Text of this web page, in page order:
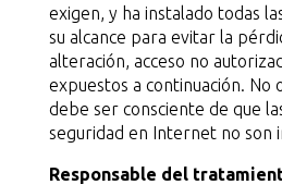
exigen, y ha instalado todas
su alcance para evitar la
alteración, acceso no
expuestos a continuación. No
debe ser consciente de que
seguridad en Internet no son
Responsable del